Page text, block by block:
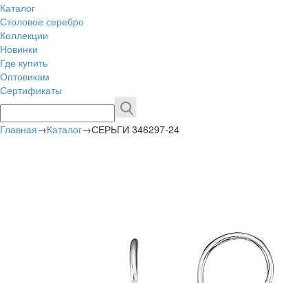
Каталог
Столовое серебро
Коллекции
Новинки
Где купить
Оптовикам
Сертификаты
Главная→Каталог→СЕРЬГИ 346297-24